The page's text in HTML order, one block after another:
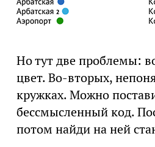
Но тут две проблемы:
цвет. Во-вторых,
кружках. Можно
бессмысленный код.
потом найди на ней